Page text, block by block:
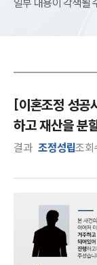
일부 내용이 각색될
[이혼조정 성공
하고 재산을 분
결과 조정성립조